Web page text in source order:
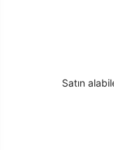
Satın